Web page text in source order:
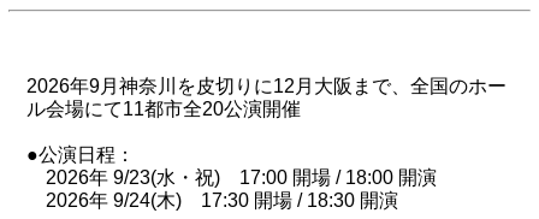
2026年9月神奈川を皮切りに12月大阪まで、全国のホー
ル会場にて11都市全20公演開催
●公演日程：
2026年 9/23(水・祝) 17:00 開場 / 18:00 開演
2026年 9/24(木) 17:30 開場 / 18:30 開演